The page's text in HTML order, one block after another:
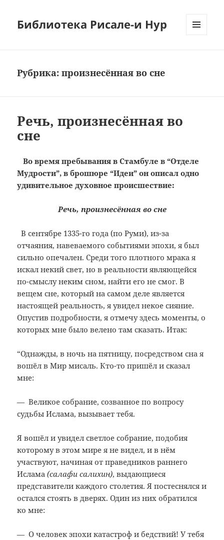
Библиотека Рисале-и Нур
Рубрика:произнесённая во сне
Речь, произнесённая во
сне
Во время пребывания в Стамбуле в “Отделе
Мудрости”, в брошюре “Идеи” он описал одно
удивительное духовное происшествие:
Речь, произнесённая во сне
В сентябре 1335-го года (по Руми), из-за
отчаяния, навеваемого событиями эпохи, я был
сильно опечален. Среди того плотного мрака я
искал некий свет, но в реальности являющейся
по-смыслу неким сном, найти его не смог. В
вещем сне, который на самом деле является
настоящей реальность, я увидел некое сияние.
Опустив подробности, я отмечу здесь моменты, о
которых мне было велено там сказать. Итак:
“Однажды, в ночь на пятницу, посредством сна я
вошёл в Мир мисаль. Кто-то пришёл и сказал
мне:
— Великое собрание, созванное по вопросу
судьбы Ислама, вызывает тебя.
Я вошёл и увидел светлое собрание, подобия
которому в этом мире я не видел, и в нём
участвуют, начиная от праведников раннего
Ислама(салафи салихин), выдающиеся
представители каждого столетия. Я постеснялся и
остался стоять в дверях. Один из них обратился
ко мне:
— О человек эпохи катастроф и бедствий! У тебя